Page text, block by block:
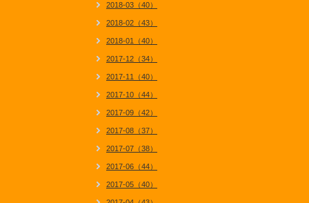
2018-03（40）
2018-02（43）
2018-01（40）
2017-12（34）
2017-11（40）
2017-10（44）
2017-09（42）
2017-08（37）
2017-07（38）
2017-06（44）
2017-05（40）